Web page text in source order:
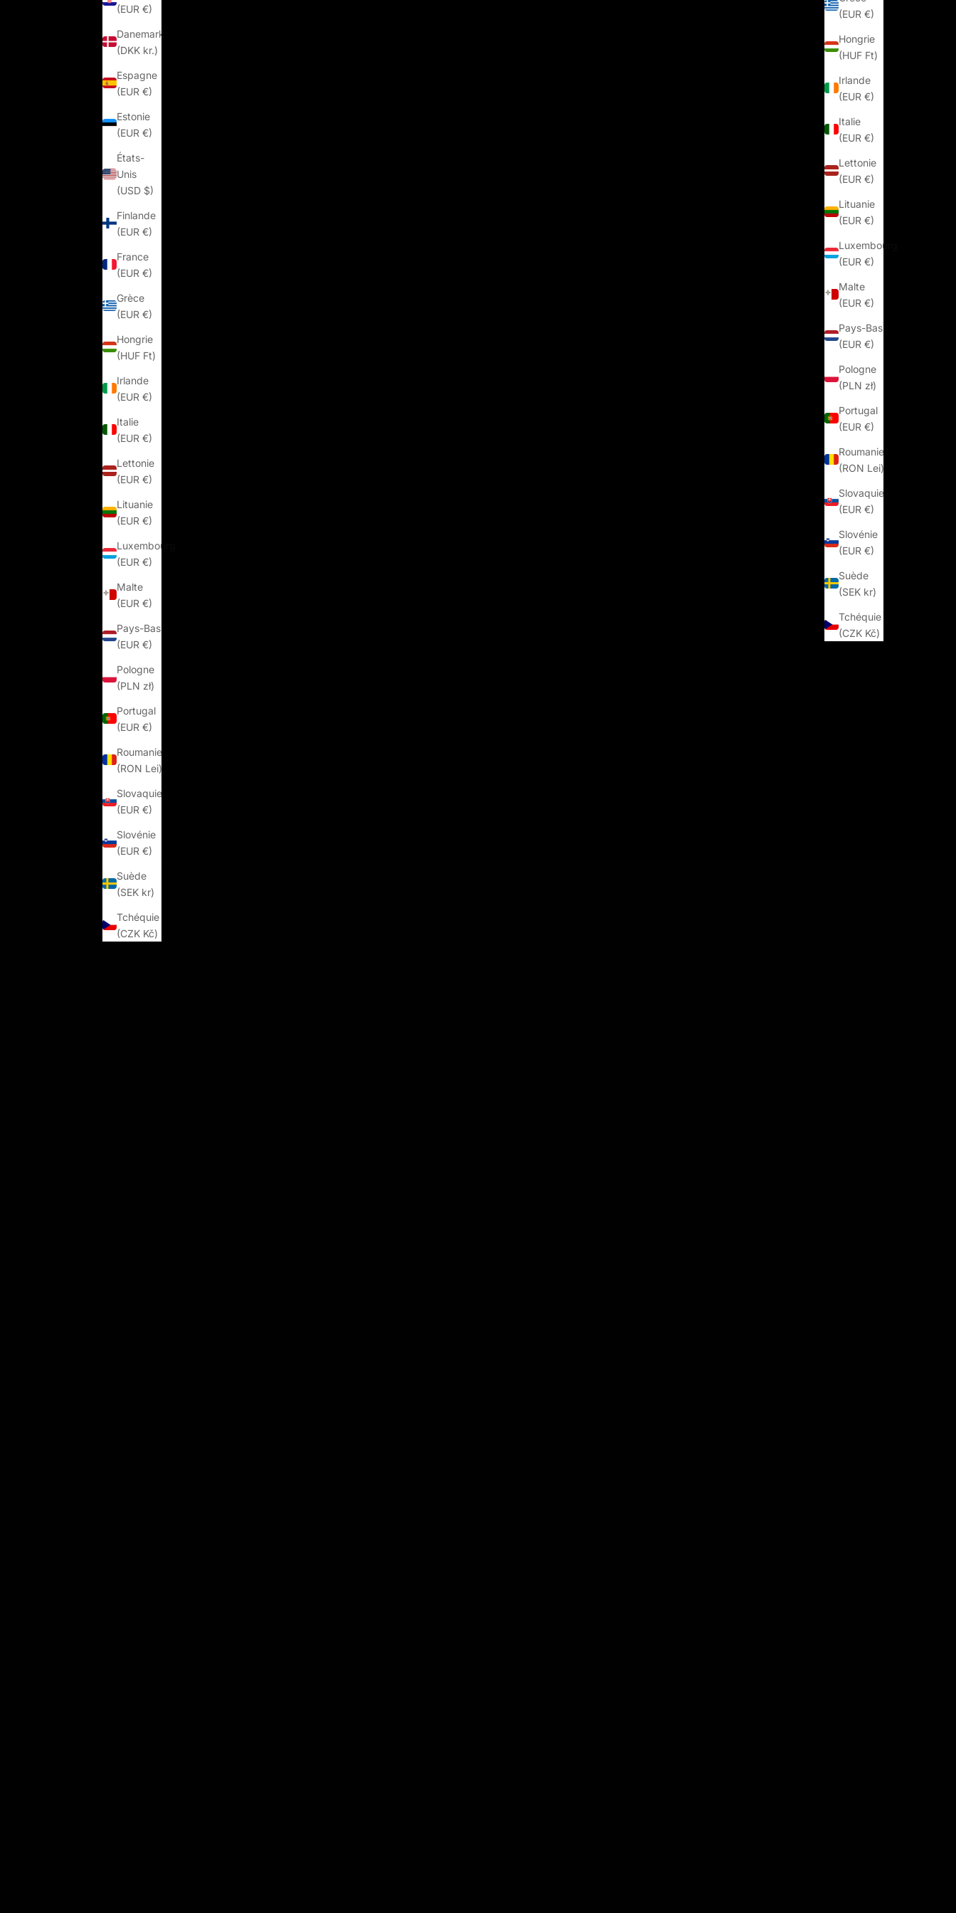
(EUR €)
Hongrie
(HUF Ft)
Irlande
(EUR €)
Italie
(EUR €)
Lettonie
(EUR €)
Lituanie
(EUR €)
Luxembourg
(EUR €)
Malte
(EUR €)
Pays-Bas
(EUR €)
Pologne
(PLN zł)
Portugal
(EUR €)
Roumanie
(RON Lei)
Slovaquie
(EUR €)
Slovénie
(EUR €)
Suède
(SEK kr)
Tchéquie
(CZK Kč)
(EUR €)
Danemark
(DKK kr.)
Espagne
(EUR €)
Estonie
(EUR €)
États-
Unis
(USD $)
Finlande
(EUR €)
France
(EUR €)
Grèce
(EUR €)
Hongrie
(HUF Ft)
Irlande
(EUR €)
Italie
(EUR €)
Lettonie
(EUR €)
Lituanie
(EUR €)
Luxembourg
(EUR €)
Malte
(EUR €)
Pays-Bas
(EUR €)
Pologne
(PLN zł)
Portugal
(EUR €)
Roumanie
(RON Lei)
Slovaquie
(EUR €)
Slovénie
(EUR €)
Suède
(SEK kr)
Tchéquie
(CZK Kč)